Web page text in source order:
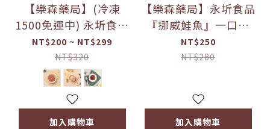
【樂森藥局】(冷凍
1500免運中) 永圻食品
『台灣』低脂溫體豬絞
肉 雞絞肉 牛絞肉
200g
NT$200 ~ NT$299
NT$320
加入購物車
【樂森藥局】永圻食品
『挪威鮭魚』一口魚
片-120g (食用仍需留
意刺)
NT$250
NT$280
加入購物車